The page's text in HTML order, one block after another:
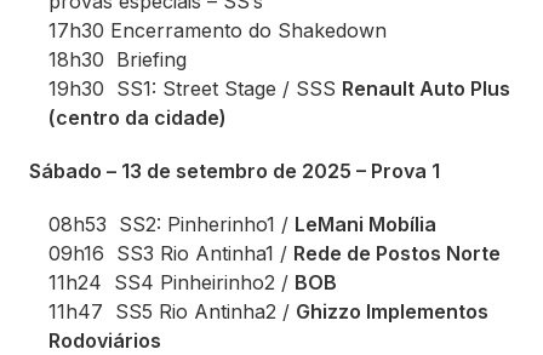
17h30 Encerramento do Shakedown
18h30 Briefing
19h30 SS1: Street Stage / SSS Renault Auto Plus
(centro da cidade)
Sábado – 13 de setembro de 2025 – Prova 1
08h53 SS2: Pinherinho1 / LeMani Mobília
09h16 SS3 Rio Antinha1 / Rede de Postos Norte
11h24 SS4 Pinheirinho2 / BOB
11h47 SS5 Rio Antinha2 / Ghizzo Implementos
Rodoviários